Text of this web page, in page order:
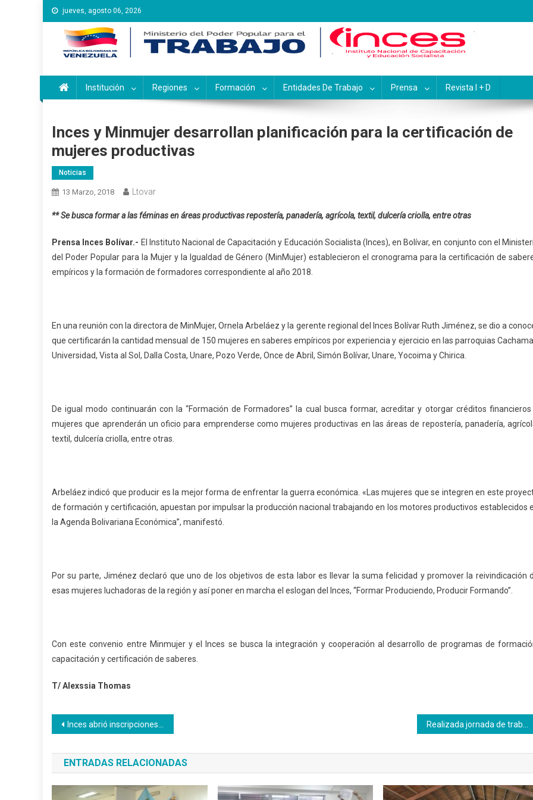
Saltar
al
contenido
jueves, agosto 06, 2026
Instituto Nacional de Capacitación y Educación
Inces
Institución Regiones Formación Entidades De Trabajo Prensa Revista I + D
Inces y Minmujer desarrollan planificación para la certificación de
mujeres productivas
Noticias
13 Marzo, 2018 Ltovar
** Se busca formar a las féminas en áreas productivas repostería, panadería, agrícola, textil, dulcería criolla, entre otras
Prensa Inces Bolívar.- El Instituto Nacional de Capacitación y Educación Socialista (Inces), en Bolívar, en conjunto con el
del Poder Popular para la Mujer y la Igualdad de Género (MinMujer) establecieron el cronograma para la certificación de
empíricos y la formación de formadores correspondiente al año 2018.
En una reunión con la directora de MinMujer, Ornela Arbeláez y la gerente regional del Inces Bolívar Ruth Jiménez, se dio a
que certificarán la cantidad mensual de 150 mujeres en saberes empíricos por experiencia y ejercicio en las parroquias
Universidad, Vista al Sol, Dalla Costa, Unare, Pozo Verde, Once de Abril, Simón Bolívar, Unare, Yocoima y Chirica.
De igual modo continuarán con la “Formación de Formadores” la cual busca formar, acreditar y otorgar créditos financieros
mujeres que aprenderán un oficio para emprenderse como mujeres productivas en las áreas de repostería, panadería,
textil, dulcería criolla, entre otras.
Arbeláez indicó que producir es la mejor forma de enfrentar la guerra económica. «Las mujeres que se integren en este
de formación y certificación, apuestan por impulsar la producción nacional trabajando en los motores productivos establecidos
la Agenda Bolivariana Económica”, manifestó.
Por su parte, Jiménez declaró que uno de los objetivos de esta labor es llevar la suma felicidad y promover la reivindicación
esas mujeres luchadoras de la región y así poner en marcha el eslogan del Inces, “Formar Produciendo, Producir Formando”.
Con este convenio entre Minmujer y el Inces se busca la integración y cooperación al desarrollo de programas de
capacitación y certificación de saberes.
T/ Alexssia Thomas
Navegación
de
entradas
Inces abrió inscripciones para jóvenes recreadores
ENTRADAS RELACIONADAS